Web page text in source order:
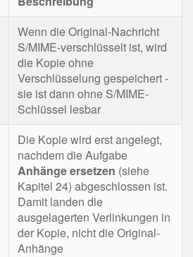
Wenn die Original-Nachricht
S/MIME-verschlüsselt ist, wird
die Kopie ohne
Verschlüsselung gespeichert -
sie ist dann ohne S/MIME-
Schlüssel lesbar
Die Kopie wird erst angelegt,
nachdem die Aufgabe
Anhänge ersetzen (siehe
Kapitel 24) abgeschlossen ist.
Damit landen die
ausgelagerten Verlinkungen in
der Kopie, nicht die Original-
Anhänge